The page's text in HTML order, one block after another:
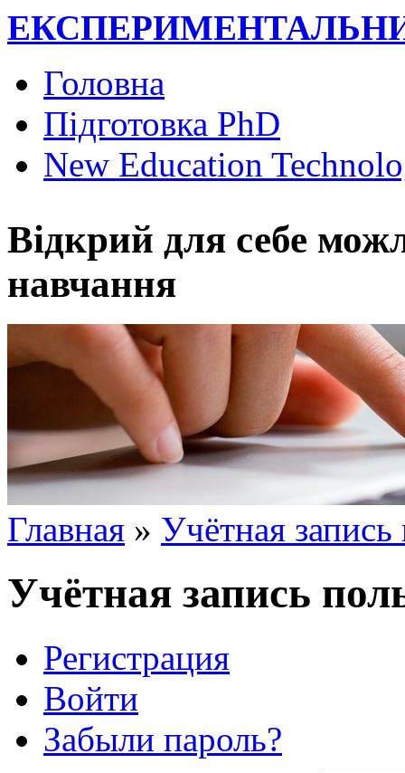
Перейти к основному содержанию
Главное меню
Головна
Підготовка PhD
New Education
Відкрий для себе
навчання
Вы здесь
Главная » Учётная запись
Учётная запись
Главные вкладки
Регистрация
Войти
Забыли пароль?